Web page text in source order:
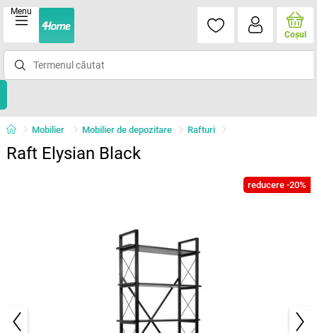
Menu
Coşul
Mobilier Mobilier de depozitare Rafturi
Raft Elysian Black
reducere -20%